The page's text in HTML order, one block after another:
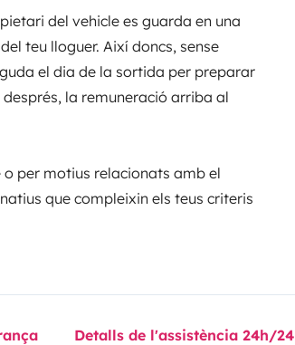
del vehicle es guarda en una
teu lloguer. Així doncs, sense
el dia de la sortida per preparar
la remuneració arriba al
per motius relacionats amb el
que compleixin els teus criteris
Detalls de l'assistència 24h/24